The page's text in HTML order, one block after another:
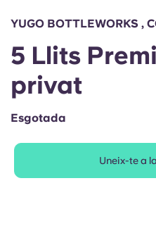
Inicia la sessió
YUGO BOTTLEWORKS ,
5 Llits
privat
Esgotada
Uneix-te a